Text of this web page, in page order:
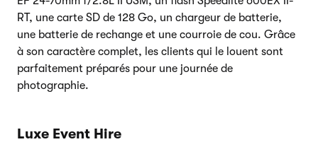
RT, une carte SD de 128 Go, un chargeur de batterie,
une batterie de rechange et une courroie de cou. Grâce
à son caractère complet, les clients qui le louent sont
parfaitement préparés pour une journée de
photographie.
Luxe Event Hire